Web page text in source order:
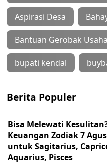
Aspirasi Desa
Bantuan Gerobak Usaha
bupati kendal
Berita Populer
Bisa Melewati
Keuangan Zodiak 7
untuk Sagitarius,
Aquarius, Pisces